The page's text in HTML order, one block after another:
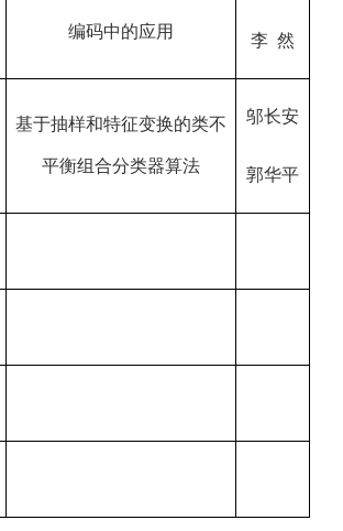
编码中的应用 李 然
基于抽样和特征变换的类不
平衡组合分类器算法
邬长安
郭华平